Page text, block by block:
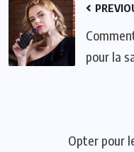
pour la
Opter pour